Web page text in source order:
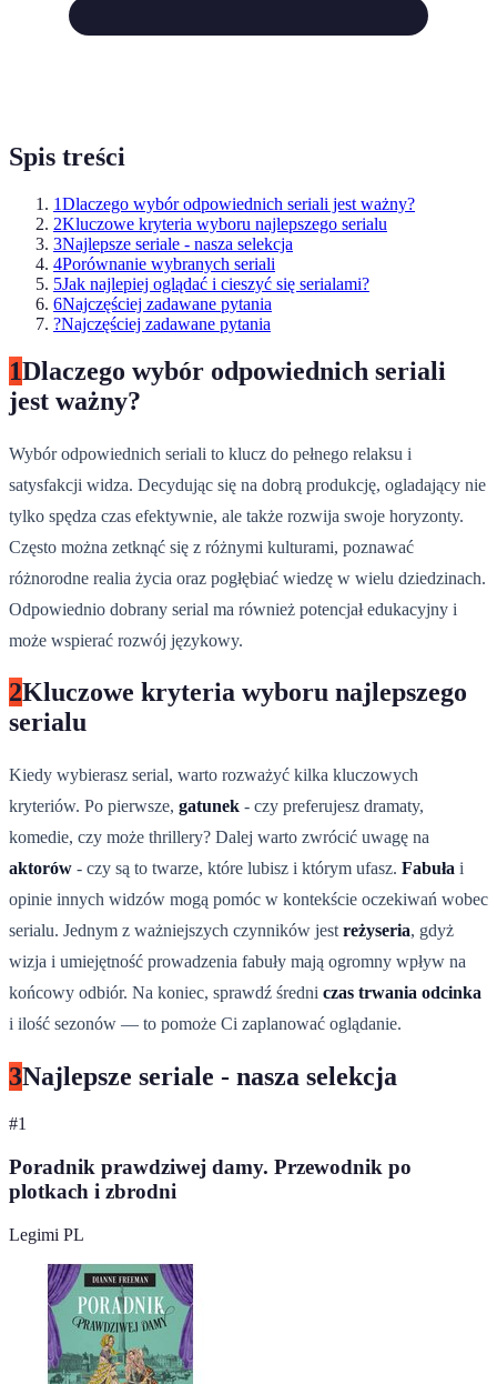
Spis treści
1Dlaczego wybór odpowiednich seriali jest ważny?
2Kluczowe kryteria wyboru najlepszego serialu
3Najlepsze seriale - nasza selekcja
4Porównanie wybranych seriali
5Jak najlepiej oglądać i cieszyć się serialami?
6Najczęściej zadawane pytania
?Najczęściej zadawane pytania
1Dlaczego wybór odpowiednich seriali
jest ważny?
Wybór odpowiednich seriali to klucz do pełnego relaksu i
satysfakcji widza. Decydując się na dobrą produkcję, ogladający nie
tylko spędza czas efektywnie, ale także rozwija swoje horyzonty.
Często można zetknąć się z różnymi kulturami, poznawać
różnorodne realia życia oraz pogłębiać wiedzę w wielu dziedzinach.
Odpowiednio dobrany serial ma również potencjał edukacyjny i
może wspierać rozwój językowy.
2Kluczowe kryteria wyboru najlepszego
serialu
Kiedy wybierasz serial, warto rozważyć kilka kluczowych
kryteriów. Po pierwsze, gatunek - czy preferujesz dramaty,
komedie, czy może thrillery? Dalej warto zwrócić uwagę na
aktorów - czy są to twarze, które lubisz i którym ufasz. Fabuła i
opinie innych widzów mogą pomóc w kontekście oczekiwań wobec
serialu. Jednym z ważniejszych czynników jest reżyseria, gdyż
wizja i umiejętność prowadzenia fabuły mają ogromny wpływ na
końcowy odbiór. Na koniec, sprawdź średni czas trwania odcinka
i ilość sezonów — to pomoże Ci zaplanować oglądanie.
3Najlepsze seriale - nasza selekcja
#1
Poradnik prawdziwej damy. Przewodnik po
plotkach i zbrodni
Legimi PL